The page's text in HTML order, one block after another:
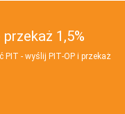
1,5%
- wyślij PIT‑OP i przekaż